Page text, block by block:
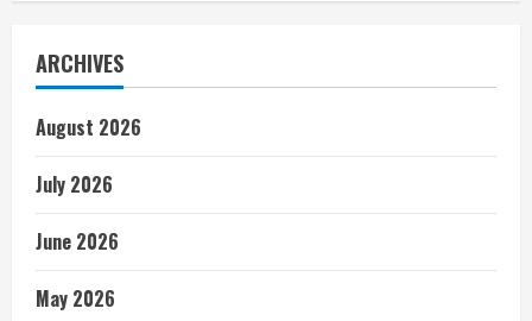
ARCHIVES
August 2026
July 2026
June 2026
May 2026